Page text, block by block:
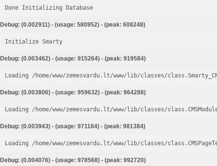
Done Initializing Database
Debug: (0.002911) - (usage: 580952) - (peak: 608248)
Initialize Smarty
Debug: (0.003462) - (usage: 915264) - (peak: 919584)
Loading /home/www/zemesvardu.lt/www/lib/classes/
Debug: (0.003806) - (usage: 959632) - (peak: 964288)
Loading /home/www/zemesvardu.lt/www/lib/classes/
Debug: (0.003943) - (usage: 971184) - (peak: 981384)
Loading /home/www/zemesvardu.lt/www/lib/classes/
Debug: (0.004076) - (usage: 978568) - (peak: 992720)